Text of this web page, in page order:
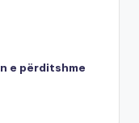
e përditshme